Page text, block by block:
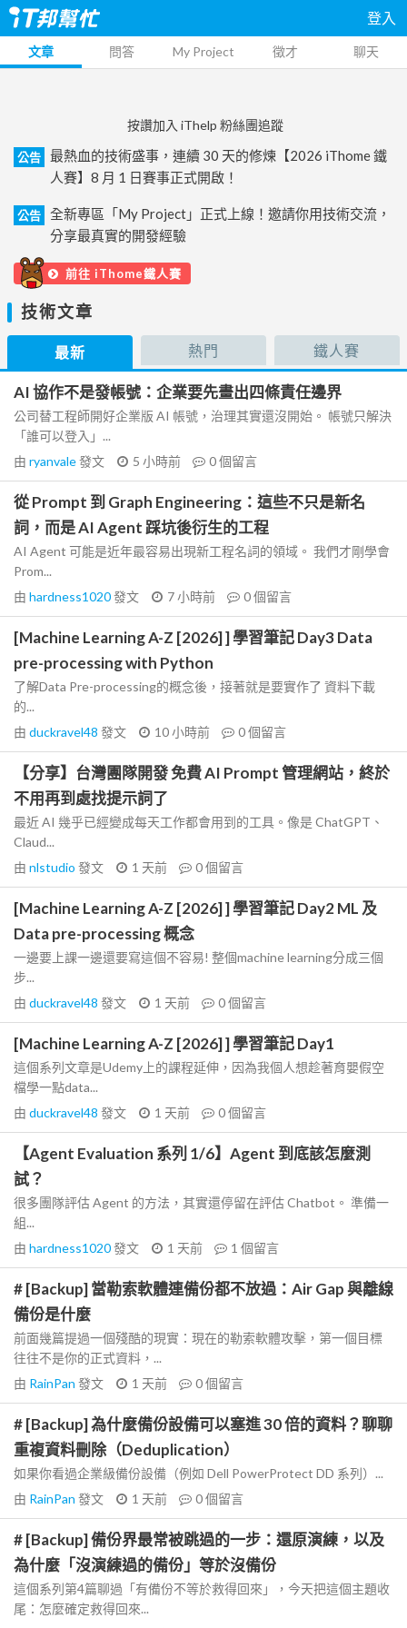
登入
文章 問答 My Project 徵才 聊天
按讚加入 iThelp 粉絲團追蹤
公告
最熱血的技術盛事，連續 30 天的修煉【2026 iThome 鐵
人賽】8 月 1 日賽事正式開啟！
公告
全新專區「My Project」正式上線！邀請你用技術交流，
分享最真實的開發經驗
前往 iThome鐵人賽
技術文章
最新 熱門 鐵人賽
AI 協作不是發帳號：企業要先畫出四條責任邊界
公司替工程師開好企業版 AI 帳號，治理其實還沒開始。 帳號只解決
「誰可以登入」...
由 ryanvale發文 5 小時前 0個留言
從 Prompt 到 Graph Engineering：這些不只是新名
詞，而是 AI Agent 踩坑後衍生的工程
AI Agent 可能是近年最容易出現新工程名詞的領域。 我們才剛學會
Prom...
由 hardness1020發文 7 小時前 0個留言
[Machine Learning A-Z [2026] ] 學習筆記 Day3 Data
pre-processing with Python
了解Data Pre-processing的概念後，接著就是要實作了 資料下載
的...
由 duckravel48 發文 10 小時前 0個留言
【分享】台灣團隊開發 免費 AI Prompt 管理網站，終於
不用再到處找提示詞了
最近 AI 幾乎已經變成每天工作都會用到的工具。像是 ChatGPT、
Claud...
由 nlstudio 發文 1 天前 0個留言
[Machine Learning A-Z [2026] ] 學習筆記 Day2 ML 及
Data pre-processing 概念
一邊要上課一邊還要寫這個不容易! 整個machine learning分成三個
步...
由 duckravel48 發文 1 天前 0個留言
[Machine Learning A-Z [2026] ] 學習筆記 Day1
這個系列文章是Udemy上的課程延伸，因為我個人想趁著育嬰假空
檔學一點data...
由 duckravel48 發文 1 天前 0個留言
【Agent Evaluation 系列 1/6】Agent 到底該怎麼測
試？
很多團隊評估 Agent 的方法，其實還停留在評估 Chatbot。 準備一
組...
由 hardness1020發文 1 天前 1 個留言
# [Backup] 當勒索軟體連備份都不放過：Air Gap 與離線
備份是什麼
前面幾篇提過一個殘酷的現實：現在的勒索軟體攻擊，第一個目標
往往不是你的正式資料，...
由 RainPan 發文 1 天前 0個留言
# [Backup] 為什麼備份設備可以塞進 30 倍的資料？聊聊
重複資料刪除（Deduplication）
如果你看過企業級備份設備（例如 Dell PowerProtect DD 系列）...
由 RainPan 發文 1 天前 0個留言
# [Backup] 備份界最常被跳過的一步：還原演練，以及
為什麼「沒演練過的備份」等於沒備份
這個系列第4篇聊過「有備份不等於救得回來」，今天把這個主題收
尾：怎麼確定救得回來...